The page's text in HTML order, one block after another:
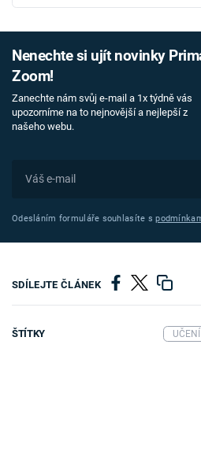
Nenechte si ujít novinky
Zoom!
Zanechte nám svůj e-mail a 1x týdně vás
upozorníme na to nejnovější a nejlepší z
našeho webu.
Odesláním formuláře souhlasíte s
SDÍLEJTE ČLÁNEK
ŠTÍTKY UČENÍ